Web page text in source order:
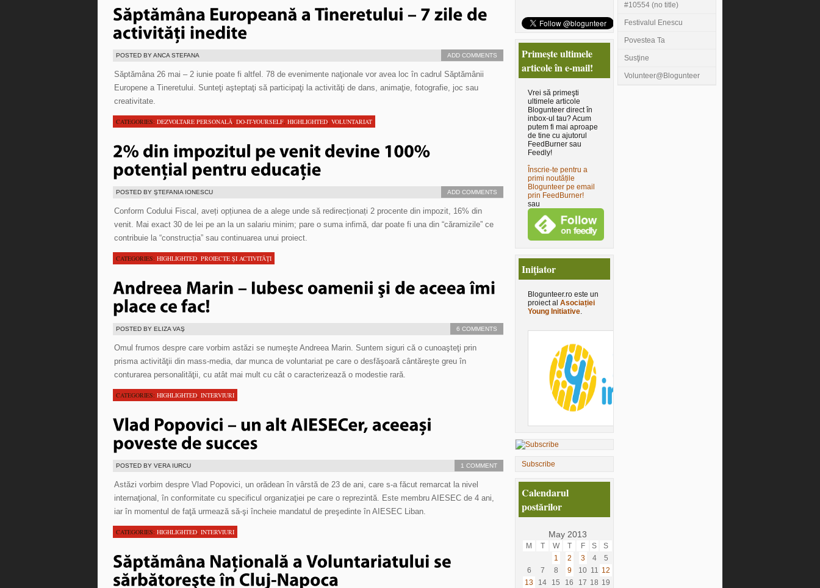
POSTED BY ANCA STEFANA ADD COMMENTS
Săptămâna 26 mai – 2 iunie poate fi altfel. 78 de evenimente naţionale vor avea loc în cadrul Săptămânii
Europene a Tineretului. Sunteţi aşteptaţi să participaţi la activităţi de dans, animaţie, fotografie, joc sau
creativitate.
CATEGORIES: DEZVOLTARE PERSONALĂ, DO-IT-YOURSELF, HIGHLIGHTED, VOLUNTARIAT
POSTED BY ŞTEFANIA IONESCU ADD COMMENTS
Conform Codului Fiscal, aveți opțiunea de a alege unde să redirecționați 2 procente din impozit, 16% din
venit. Mai exact 30 de lei pe an la un salariu minim; pare o suma infimă, dar poate fi una din “căramizile” ce
contribuie la “construcția” sau continuarea unui proiect.
CATEGORIES: HIGHLIGHTED, PROIECTE ŞI ACTIVITĂŢI
POSTED BY ELIZA VAŞ 6 COMMENTS
Omul frumos despre care vorbim astăzi se numeşte Andreea Marin. Suntem siguri că o cunoaşteţi prin
prisma activităţii din mass-media, dar munca de voluntariat pe care o desfăşoară cântăreşte greu în
conturarea personalităţii, cu atât mai mult cu cât o caracterizează o modestie rară.
CATEGORIES: HIGHLIGHTED, INTERVIURI
POSTED BY VERA IURCU 1 COMMENT
Astăzi vorbim despre Vlad Popovici, un orădean în vârstă de 23 de ani, care s-a făcut remarcat la nivel
internaţional, în conformitate cu specificul organizaţiei pe care o reprezintă. Este membru AIESEC de 4 ani,
iar în momentul de faţă urmează să-şi încheie mandatul de preşedinte în AIESEC Liban.
CATEGORIES: HIGHLIGHTED, INTERVIURI
Primeşte ultimele
articole în e-mail!
Vrei să primeşti
ultimele articole
Blogunteer direct în
inbox-ul tau? Acum
putem fi mai aproape
de tine cu ajutorul
FeedBurner sau
Feedly!
Înscrie-te pentru a
primi noutățile
Blogunteer pe email
prin FeedBurner!
sau
Iniţiator
Blogunteer.ro este un
proiect al Asociației
Young Initiative.
Subscribe
Calendarul
postărilor
May 2013
M T W T F S
S
1
2 3 4
5
6
7 8 9 10 11 12
13
14 15 16 17 18 19
#10554 (no title)
Festivalul Enescu
Povestea Ta
Susţine
Volunteer@Blogunteer